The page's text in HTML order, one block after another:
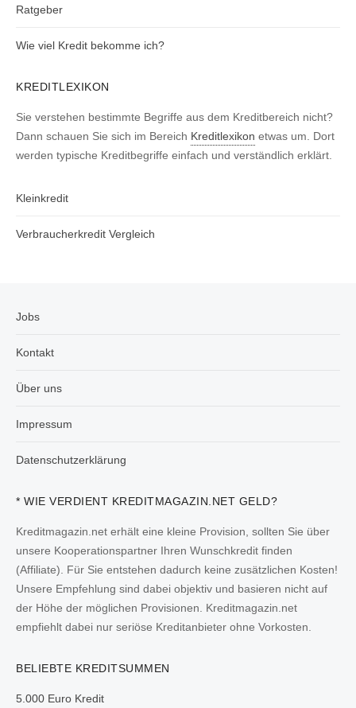
Ratgeber
Wie viel Kredit bekomme ich?
KREDITLEXIKON
Sie verstehen bestimmte Begriffe aus dem Kreditbereich nicht?
Dann schauen Sie sich im Bereich Kreditlexikon etwas um. Dort
werden typische Kreditbegriffe einfach und verständlich erklärt.
Kleinkredit
Verbraucherkredit Vergleich
Jobs
Kontakt
Über uns
Impressum
Datenschutzerklärung
* WIE VERDIENT KREDITMAGAZIN.NET GELD?
Kreditmagazin.net erhält eine kleine Provision, sollten Sie über
unsere Kooperationspartner Ihren Wunschkredit finden
(Affiliate). Für Sie entstehen dadurch keine zusätzlichen Kosten!
Unsere Empfehlung sind dabei objektiv und basieren nicht auf
der Höhe der möglichen Provisionen. Kreditmagazin.net
empfiehlt dabei nur seriöse Kreditanbieter ohne Vorkosten.
BELIEBTE KREDITSUMMEN
5.000 Euro Kredit